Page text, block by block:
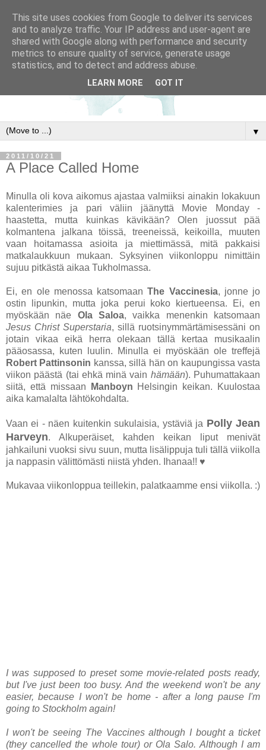
▼
2011/10/21
A Place Called Home
Minulla oli kova aikomus ajastaa valmiiksi ainakin lokakuun
kalenterimies ja pari väliin jäänyttä Movie Monday -
haastetta, mutta kuinkas kävikään? Olen juossut pää
kolmantena jalkana töissä, treeneissä, keikoilla, muuten
vaan hoitamassa asioita ja miettimässä, mitä pakkaisi
matkalaukkuun mukaan. Syksyinen viikonloppu nimittäin
sujuu pitkästä aikaa Tukholmassa.
Ei, en ole menossa katsomaanThe Vaccinesia, jonne jo
ostin lipunkin, mutta joka perui koko kiertueensa. Ei, en
myöskään näe Ola Saloa, vaikka menenkin katsomaan
Jesus Christ Superstaria, sillä ruotsinymmärtämisessäni on
jotain vikaa eikä herra olekaan tällä kertaa musikaalin
pääosassa, kuten luulin. Minulla ei myöskään ole treffejä
Robert Pattinsonin kanssa, sillä hän on kaupungissa vasta
viikon päästä (tai ehkä minä vain hämään). Puhumattakaan
siitä, että missaan
Manboyn Helsingin keikan. Kuulostaa
aika kamalalta lähtökohdalta.
Vaan ei - näen kuitenkin sukulaisia, ystäviä ja Polly Jean
Harveyn. Alkuperäiset, kahden keikan liput menivät
jahkailuni vuoksi sivu suun, mutta lisälippuja tuli tällä viikolla
ja nappasin välittömästi niistä yhden. Ihanaa!! ♥
Mukavaa viikonloppua teillekin, palatkaamme ensi viikolla. :)
I was supposed to preset some movie-related posts ready,
but I've just been too busy. And the weekend won't be any
easier, because I won't be home - after a long pause I'm
going to Stockholm again!
I won't be seeing The Vaccines although I bought a ticket
(they cancelled the whole tour) or Ola Salo. Although I am
This site uses cookies from Google to deliver its services
and to analyze traffic. Your IP address and user-agent are
shared with Google along with performance and security
metrics to ensure quality of service, generate usage
statistics, and to detect and address abuse.
LEARN MORE GOT IT